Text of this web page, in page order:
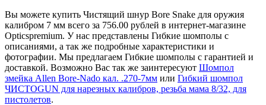
Вы можете купить Чистящий шнур Bore Snake для оружия
калибром 7 мм всего за 756.00 рублей в интернет-магазине
Opticspremium. У нас представлены Гибкие шомполы с
описаниями, а так же подробные характеристики и
фотографии. Мы предлагаем Гибкие шомполы с гарантией и
доставкой. Возможно Вас так же заинтересуют Шомпол
змейка Allen Bore-Nado кал. .270-7мм или Гибкий шомпол
ЧИСТОGUN для нарезных калибров, резьба мама 8/32, для
пистолетов.